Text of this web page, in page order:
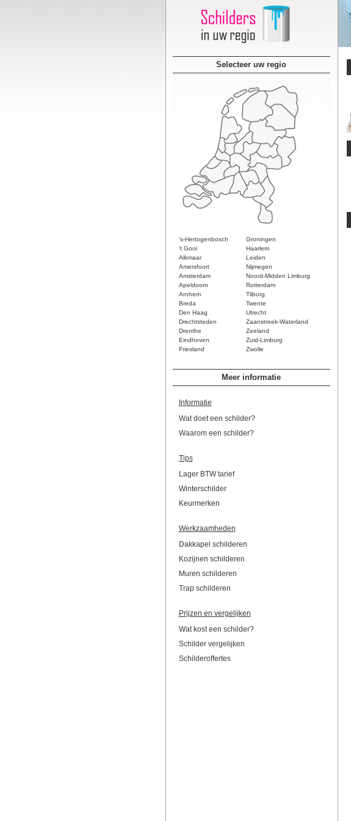
Selecteer uw regio
's-Hertogenbosch
Groningen
't Gooi
Haarlem
Alkmaar
Leiden
Amersfoort
Nijmegen
Amsterdam
Noord-Midden Limburg
Apeldoorn
Rotterdam
Arnhem
Tilburg
Breda
Twente
Den Haag
Utrecht
Drechtsteden
Zaanstreek-Waterland
Drenthe
Zeeland
Eindhoven
Zuid-Limburg
Friesland
Zwolle
Meer informatie
Informatie
Wat doet een schilder?
Waarom een schilder?
Tips
Lager BTW tarief
Winterschilder
Keurmerken
Werkzaamheden
Dakkapel schilderen
Kozijnen schilderen
Muren schilderen
Trap schilderen
Prijzen en vergelijken
Wat kost een schilder?
Schilder vergelijken
Schilderoffertes